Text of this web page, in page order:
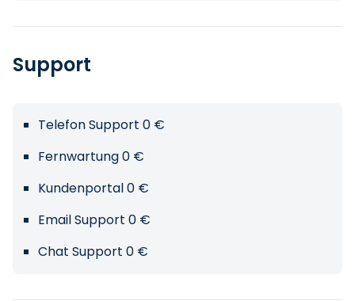
Support
Telefon Support 0 €
Fernwartung 0 €
Kundenportal 0 €
Email Support 0 €
Chat Support 0 €